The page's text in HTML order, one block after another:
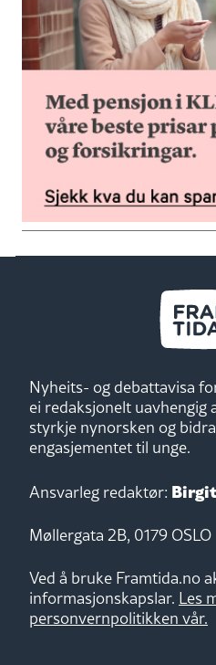
Nyheits- og debattavisa
ei redaksjonelt uavhengig
styrkje nynorsken og
engasjementet til unge.
Ansvarleg redaktør:
Møllergata 2B, 0179 OSLO
Ved å bruke Framtida.no
informasjonskapslar. Les
personvernpolitikken vår.